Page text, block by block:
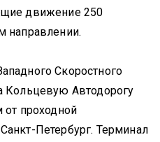
движение 250
направлении.
Скоростного
Кольцевую Автодорогу
проходной
Петербург. Терминал